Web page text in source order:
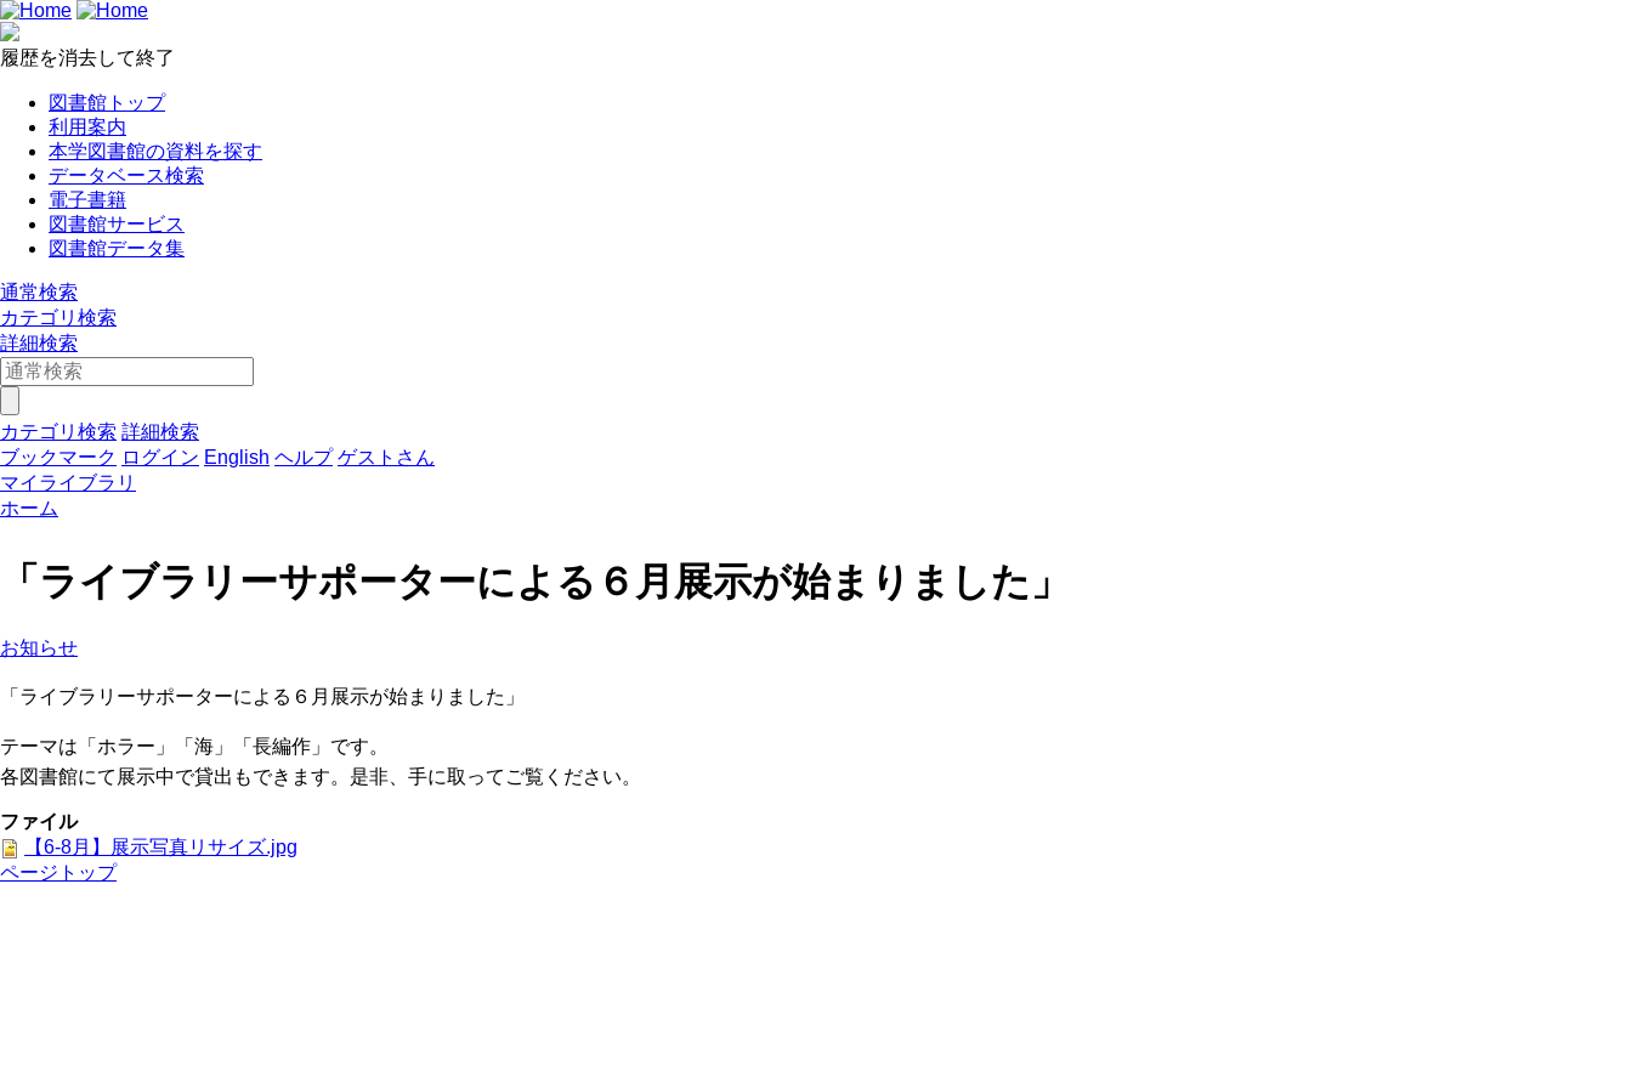
履歴を消去して終了
図書館トップ
利用案内
本学図書館の資料を探す
データベース検索
電子書籍
図書館サービス
図書館データ集
通常検索
カテゴリ検索
詳細検索
カテゴリ検索 詳細検索
ブックマーク ログイン English ヘルプ ゲストさん
マイライブラリ
ホーム
「ライブラリーサポーターによる６月展示が始まりました」
お知らせ
「ライブラリーサポーターによる６月展示が始まりました」
テーマは「ホラー」「海」「長編作」です。
各図書館にて展示中で貸出もできます。是非、手に取ってご覧ください。
ファイル
【6-8月】展示写真リサイズ.jpg
ページトップ